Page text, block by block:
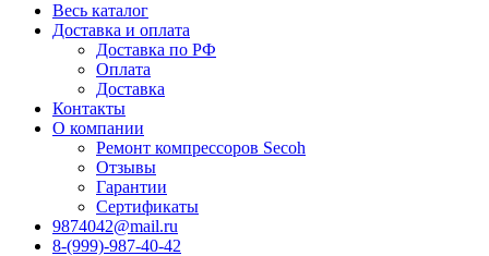
Весь каталог
Доставка и оплата
Доставка по РФ
Оплата
Доставка
Контакты
О компании
Ремонт компрессоров Secoh
Отзывы
Гарантии
Сертификаты
9874042@mail.ru
8-(999)-987-40-42